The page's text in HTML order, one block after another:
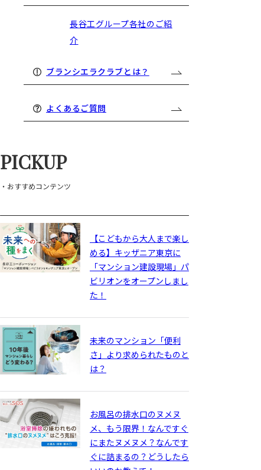
長谷工グループ各社のご紹
介
ブランシエラクラブとは？
よくあるご質問
PICKUP
・おすすめコンテンツ
【こどもから大人まで楽し
める】キッザニア東京に
「マンション建設現場」パ
ビリオンをオープンしまし
た！
未来のマンション「便利
さ」より求められたものと
は？
お風呂の排水口のヌメヌ
メ、もう限界！なんですぐ
にまたヌメヌメ？なんです
ぐに詰まるの？どうしたら